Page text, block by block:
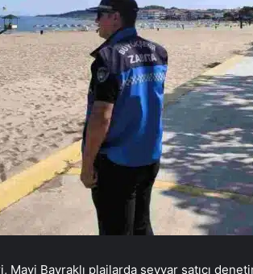
Bayraklı plajlarda seyyar satıcı